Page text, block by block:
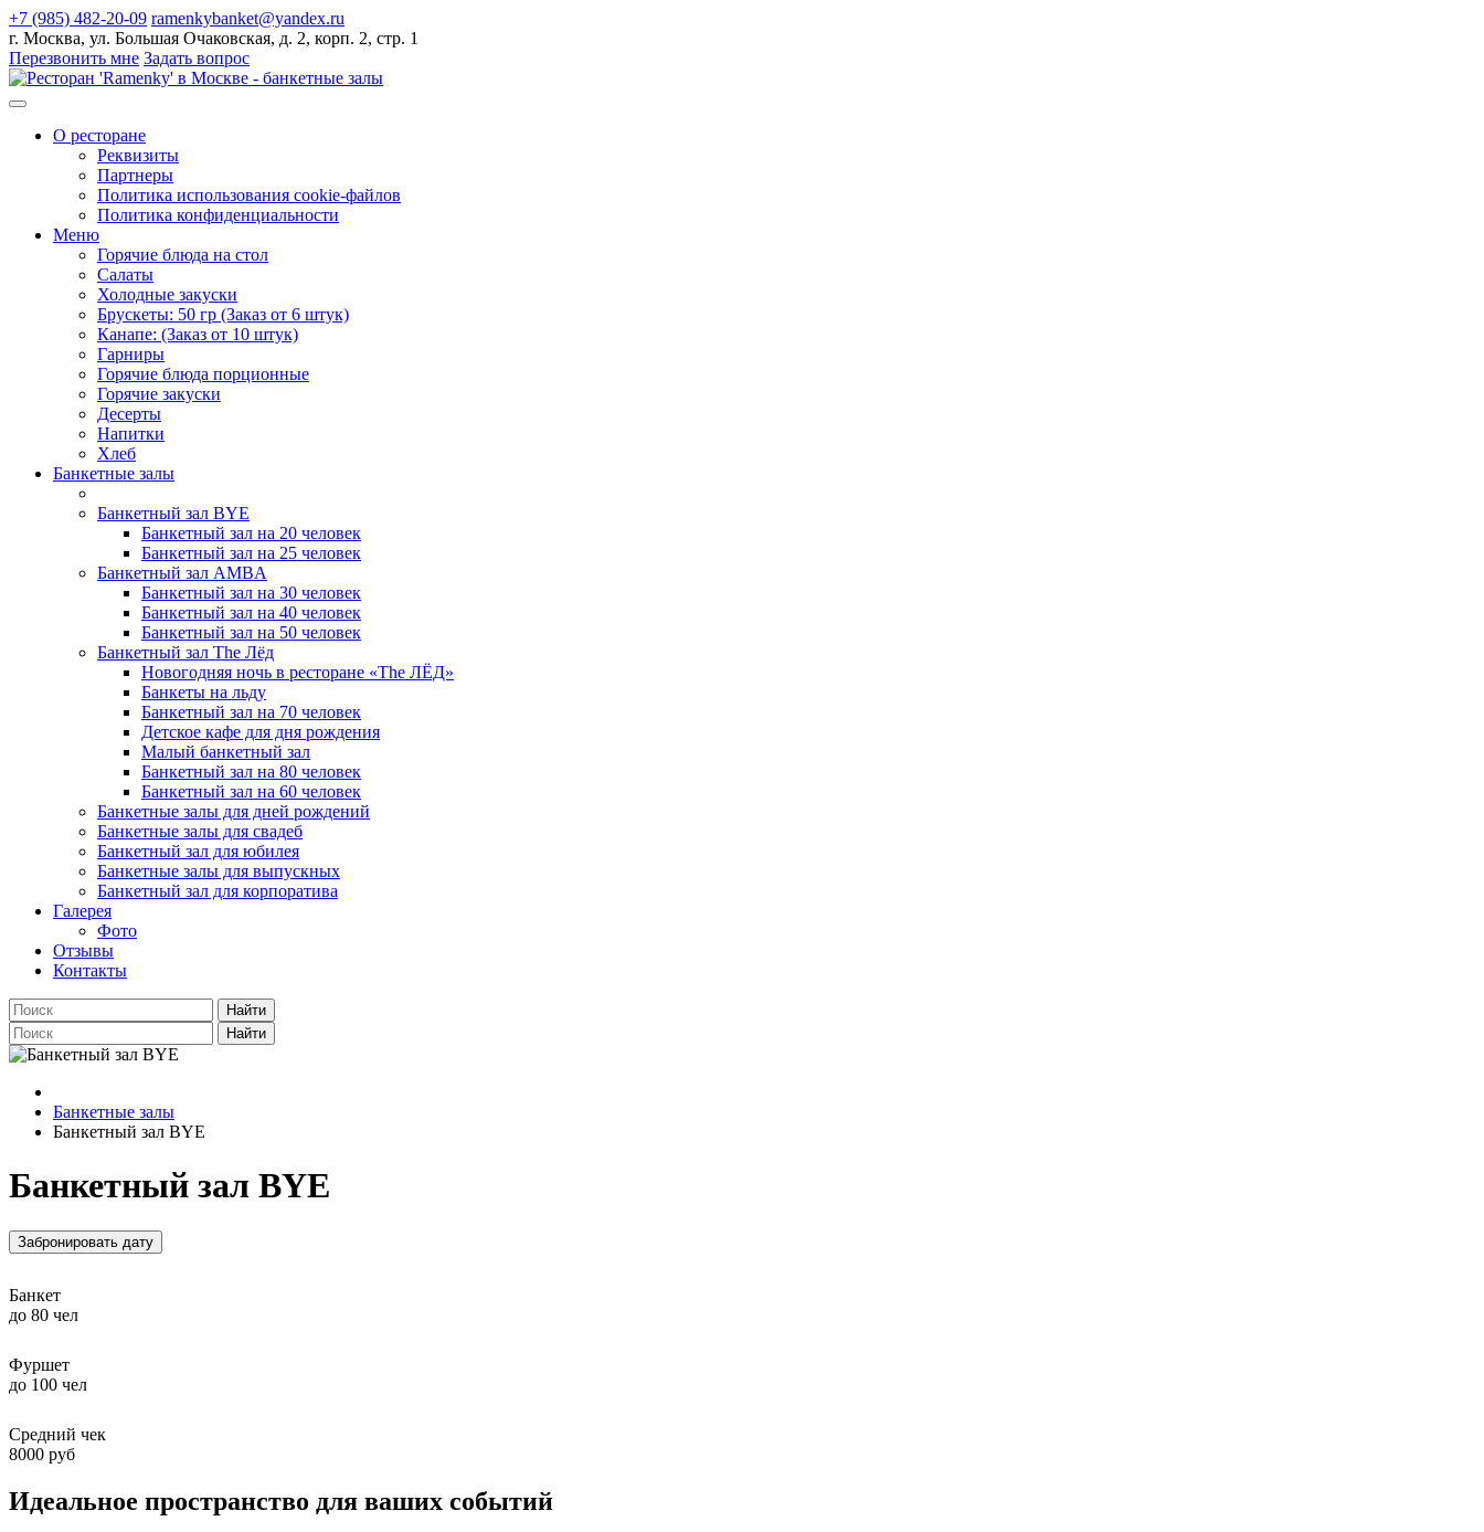
+7 (985) 482-20-09 ramenkybanket@yandex.ru
г. Москва, ул. Большая Очаковская, д. 2, корп. 2, стр. 1
Перезвонить мне Задать вопрос
О ресторане
Реквизиты
Партнеры
Политика использования cookie-файлов
Политика конфиденциальности
Меню
Горячие блюда на стол
Салаты
Холодные закуски
Брускеты: 50 гр (Заказ от 6 штук)
Канапе: (Заказ от 10 штук)
Гарниры
Горячие блюда порционные
Горячие закуски
Десерты
Напитки
Хлеб
Банкетные залы
Банкетный зал BYE
Банкетный зал на 20 человек
Банкетный зал на 25 человек
Банкетный зал AMBA
Банкетный зал на 30 человек
Банкетный зал на 40 человек
Банкетный зал на 50 человек
Банкетный зал The Лёд
Новогодняя ночь в ресторане «The ЛЁД»
Банкеты на льду
Банкетный зал на 70 человек
Детское кафе для дня рождения
Малый банкетный зал
Банкетный зал на 80 человек
Банкетный зал на 60 человек
Банкетные залы для дней рождений
Банкетные залы для свадеб
Банкетный зал для юбилея
Банкетные залы для выпускных
Банкетный зал для корпоратива
Галерея
Фото
Отзывы
Контакты
Найти
Найти
Банкетные залы
Банкетный зал BYE
Банкетный зал BYE
Забронировать дату
Банкет
до 80 чел
Фуршет
до 100 чел
Средний чек
8000 руб
Идеальное пространство для ваших событий